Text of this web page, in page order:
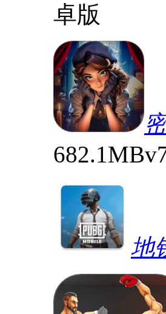
卓版
682.1MB
地